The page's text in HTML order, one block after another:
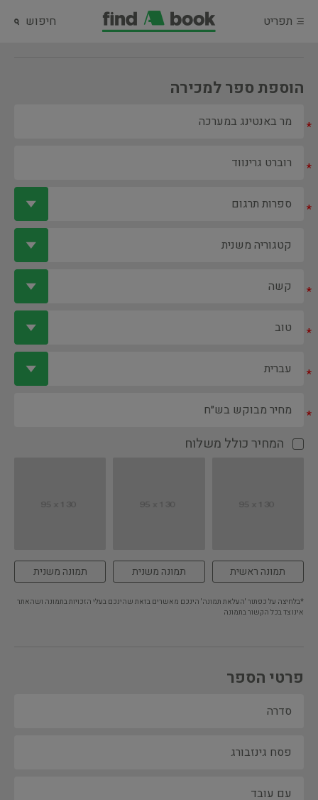
תפריט חיפוש
הוספת ספר למכירה
*
*
*
*
*
*
*
המחיר כולל משלוח
תמונה ראשית תמונה משנית תמונה משנית
*בלחיצה על כפתור 'העלאת תמונה' הינכם מאשרים בזאת שהינכם בעלי הזכויות בתמונה ושהאתר
אינו צד בכל הקשור בתמונה
פרטי הספר